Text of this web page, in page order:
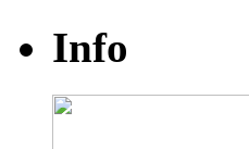
Info